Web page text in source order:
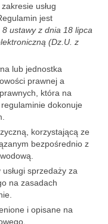
usług
jest
8 ustawy z dnia 18 lipca
(Dz.U. z
lub jednostka
prawnej a
która na
dokonuje
korzystającą ze
bezpośrednio z
sprzedaży za
na zasadach
i opisane na